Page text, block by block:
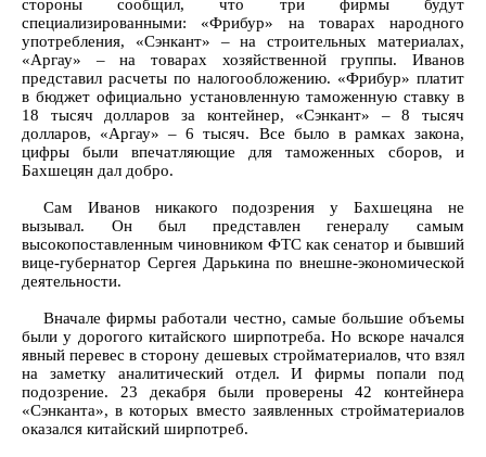
стороны сообщил, что три фирмы будут
специализированными: «Фрибур» на товарах народного
употребления, «Сэнкант» – на строительных материалах,
«Аргау» – на товарах хозяйственной группы. Иванов
представил расчеты по налогообложению. «Фрибур» платит
в бюджет официально установленную таможенную ставку в
18 тысяч долларов за контейнер, «Сэнкант» – 8 тысяч
долларов, «Аргау» – 6 тысяч. Все было в рамках закона,
цифры были впечатляющие для таможенных сборов, и
Бахшецян дал добро.
Сам Иванов никакого подозрения у Бахшецяна не
вызывал. Он был представлен генералу самым
высокопоставленным чиновником ФТС как сенатор и бывший
вице-губернатор Сергея Дарькина по внешне-экономической
деятельности.
Вначале фирмы работали честно, самые большие объемы
были у дорогого китайского ширпотреба. Но вскоре начался
явный перевес в сторону дешевых стройматериалов, что взял
на заметку аналитический отдел. И фирмы попали под
подозрение. 23 декабря были проверены 42 контейнера
«Сэнканта», в которых вместо заявленных стройматериалов
оказался китайский ширпотреб.